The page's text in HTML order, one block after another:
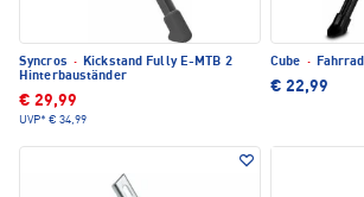
Syncros · Kickstand Fully E-MTB 2
Hinterbauständer
€ 29,99
UVP* € 34,99
Cube ·
€ 22,99